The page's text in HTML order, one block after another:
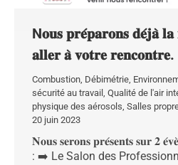
N𝐨𝐮𝐬 𝐩𝐫𝐞́𝐩𝐚𝐫𝐨𝐧𝐬 𝐝𝐞́𝐣𝐚̀
𝐚𝐥𝐥𝐞𝐫 𝐚̀ 𝐯𝐨𝐭𝐫𝐞 𝐫𝐞𝐧𝐜𝐨𝐧𝐭𝐫𝐞.
Combustion Débimétrie
sécurité au travail Qualité de l'air
physique des aérosols Salles
20 juin 2023
𝐍𝐨𝐮𝐬 𝐬𝐞𝐫𝐨𝐧𝐬 𝐩𝐫𝐞́𝐬𝐞𝐧𝐭𝐬 𝐬𝐮𝐫 𝟐
: ➡️ Le Salon des